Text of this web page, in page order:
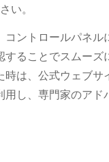
い。
コントロールパネル
することでスムーズ
時は、公式ウェブサ
用し、専門家のアド